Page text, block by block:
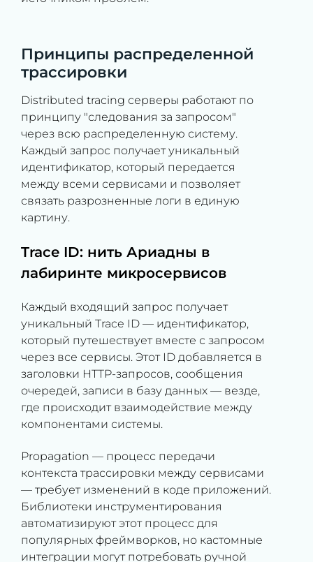
Принципы распределенной
трассировки
Distributed tracing серверы работают по
принципу "следования за запросом"
через всю распределенную систему.
Каждый запрос получает уникальный
идентификатор, который передается
между всеми сервисами и позволяет
связать разрозненные логи в единую
картину.
Trace ID: нить Ариадны в
лабиринте микросервисов
Каждый входящий запрос получает
уникальный Trace ID — идентификатор,
который путешествует вместе с запросом
через все сервисы. Этот ID добавляется в
заголовки HTTP-запросов, сообщения
очередей, записи в базу данных — везде,
где происходит взаимодействие между
компонентами системы.
Propagation — процесс передачи
контекста трассировки между сервисами
— требует изменений в коде приложений.
Библиотеки инструментирования
автоматизируют этот процесс для
популярных фреймворков, но кастомные
интеграции могут потребовать ручной